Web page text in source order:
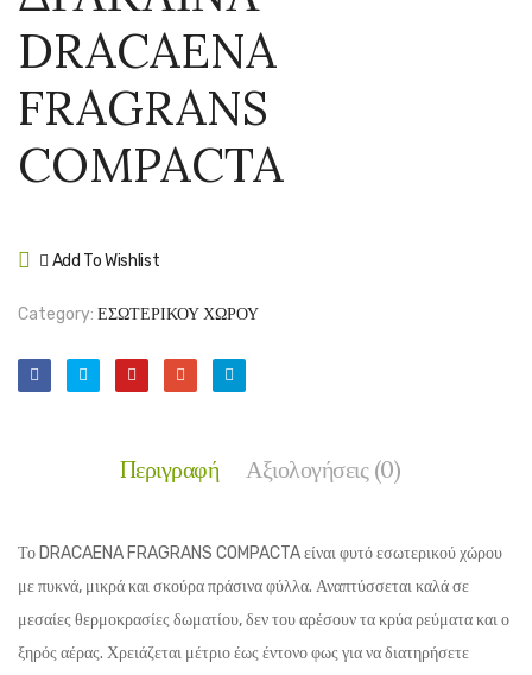
DRACAENA
FRAGRANS
COMPACTA
Add To Wishlist
Category: ΕΣΩΤΕΡΙΚΟΥ ΧΩΡΟΥ
Περιγραφή Αξιολογήσεις (0)
Το DRACAENA FRAGRANS COMPACTA είναι φυτό εσωτερικού χώρου
με πυκνά, μικρά και σκούρα πράσινα φύλλα. Αναπτύσσεται καλά σε
μεσαίες θερμοκρασίες δωματίου, δεν του αρέσουν τα κρύα ρεύματα και ο
ξηρός αέρας. Χρειάζεται μέτριο έως έντονο φως για να διατηρήσετε